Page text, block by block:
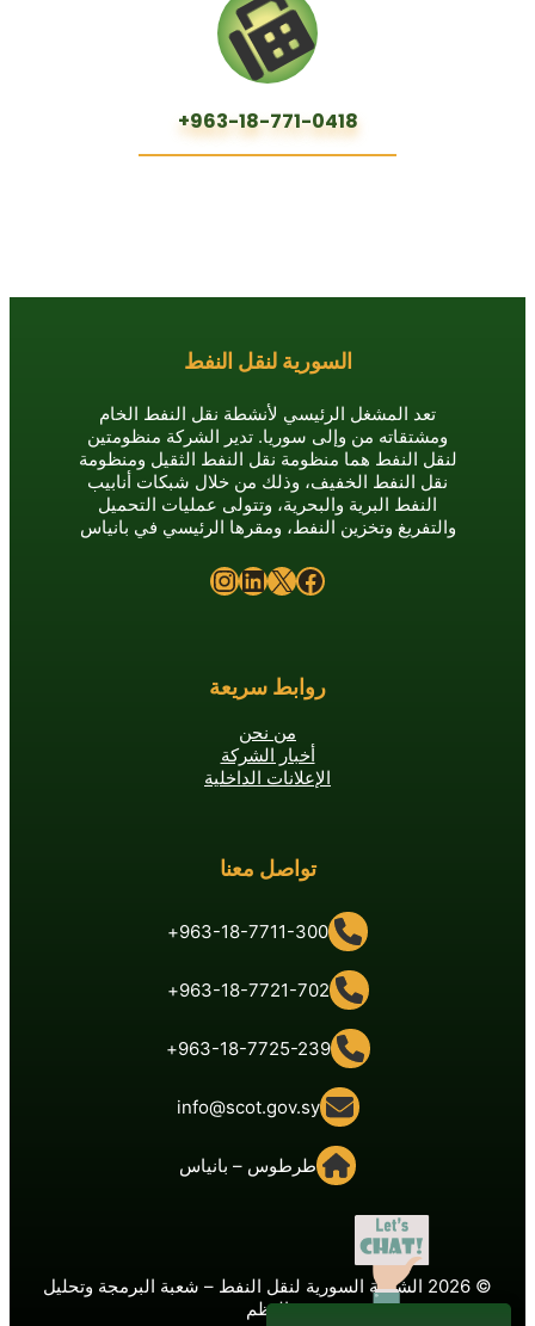
963-18-771-0418+
السورية لنقل النفط
تعد المشغل الرئيسي لأنشطة نقل النفط الخام
ومشتقاته من وإلى سوريا. تدير الشركة منظومتين
لنقل النفط هما منظومة نقل النفط الثقيل ومنظومة
نقل النفط الخفيف، وذلك من خلال شبكات أنابيب
النفط البرية والبحرية، وتتولى عمليات التحميل
والتفريغ وتخزين النفط، ومقرها الرئيسي في بانياس
Facebook
X
LinkedIn
Instagram
روابط سريعة
من نحن
أخبار الشركة
الإعلانات الداخلية
تواصل معنا
963-18-7711-300+
963-18-7721-702+
963-18-7725-239+
info@scot.gov.sy
طرطوس – بانياس
© 2026 الشركة السورية لنقل النفط – شعبة البرمجة وتحليل
النظم